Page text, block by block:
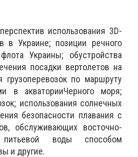
использования 3D-
в Украине; позиции речного
Украины; обустройства
посадки вертолетов на
по маршруту
в акваторииЧерного моря;
использования солнечных
безопасности плавания с
обслуживающих восточно-
питьевой воды способом
и другие.